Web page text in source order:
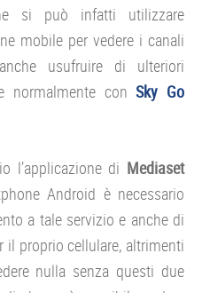
si può infatti utilizzare
mobile per vedere i canali
usufruire di ulteriori
normalmente conSky Go
l’applicazione di Mediaset
Android è necessario
a tale servizio e anche di
il proprio cellulare, altrimenti
nulla senza questi due